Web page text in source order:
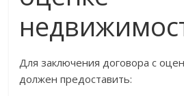
Для заключения договора с
должен предоставить: